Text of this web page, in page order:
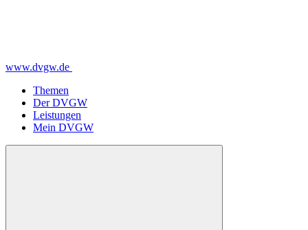
www.dvgw.de
Themen
Der DVGW
Leistungen
Mein DVGW